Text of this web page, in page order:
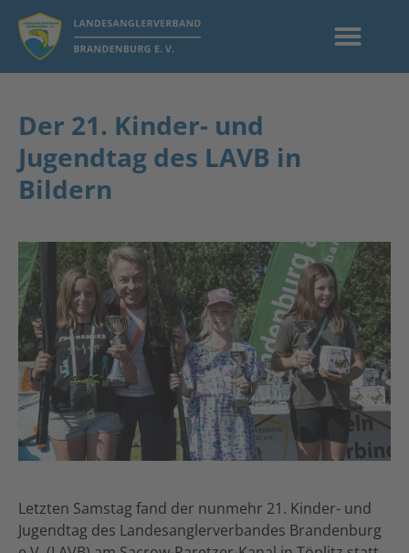
Der 21. Kinder- und
Jugendtag des LAVB in
Bildern
Letzten Samstag fand der nunmehr 21. Kinder- und
Jugendtag des Landesanglerverbandes Brandenburg